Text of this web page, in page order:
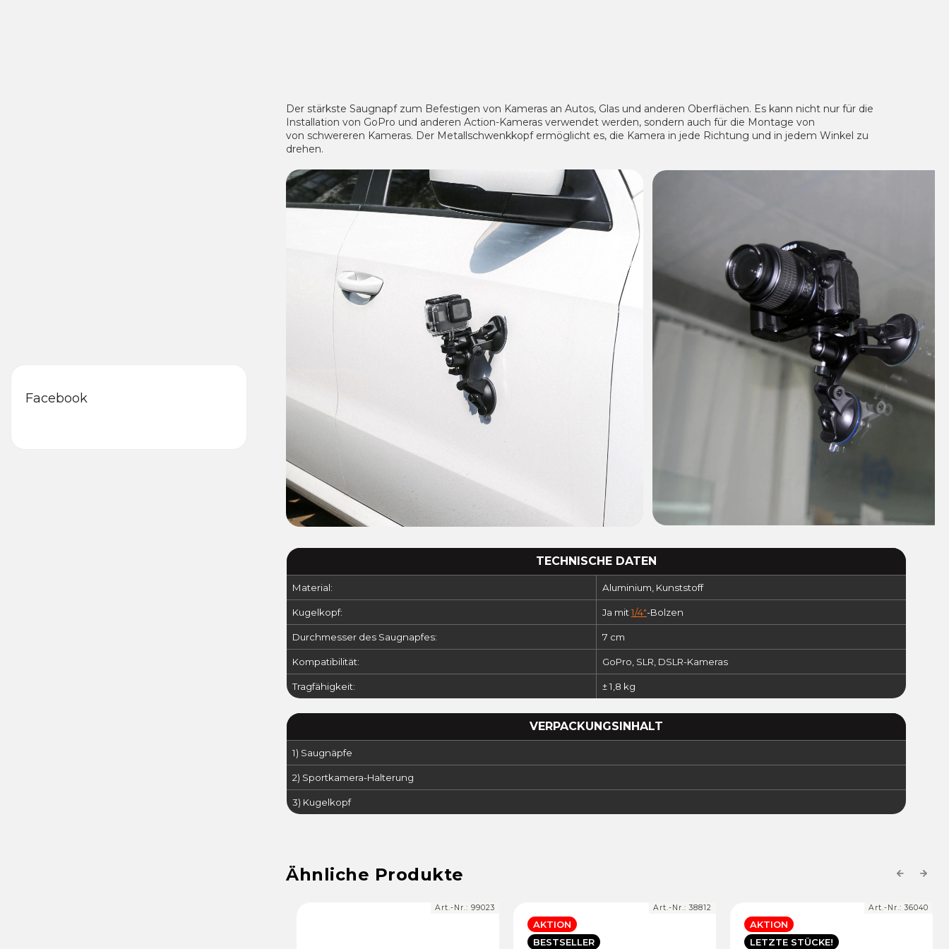
Facebook
Der stärkste Saugnapf zum Befestigen von Kameras an Autos, Glas und anderen Oberflächen. Es kann nicht nur für die
Installation von GoPro und anderen Action-Kameras verwendet werden, sondern auch für die Montage von
von schwereren Kameras. Der Metallschwenkkopf ermöglicht es, die Kamera in jede Richtung und in jedem Winkel zu
drehen.
TECHNISCHE DATEN
Material: Aluminium, Kunststoff
Kugelkopf: Ja mit1/4"-Bolzen
Durchmesser des Saugnapfes: 7 cm
Kompatibilität: GoPro, SLR, DSLR-Kameras
Tragfähigkeit: ± 1,8 kg
VERPACKUNGSINHALT
1) Saugnäpfe
2) Sportkamera-Halterung
3) Kugelkopf
Previous
Art.-Nr.: 99023
AKTION
BESTSELLER
Art.-Nr.:38812
AKTION
LETZTE STÜCKE!
Art.-Nr.:36040
Next